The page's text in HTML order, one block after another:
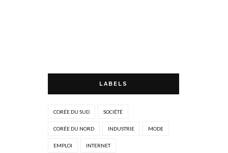
LABELS
CORÉE DU SUD SOCIÉTÉ
CORÉE DU NORD INDUSTRIE MODE
EMPLOI INTERNET